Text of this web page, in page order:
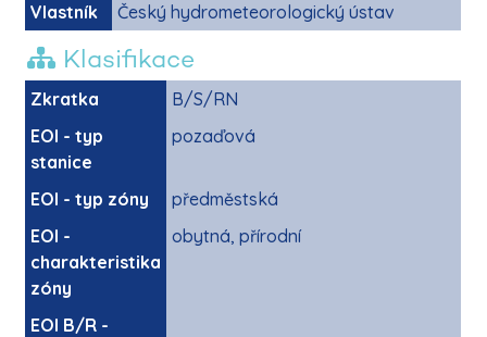
Vlastník
Český hydrometeorologický ústav
Klasifikace
Zkratka
B/S/RN
EOI - typ
stanice
pozaďová
EOI - typ zóny
předměstská
EOI -
charakteristika
zóny
obytná, přírodní
EOI B/R -